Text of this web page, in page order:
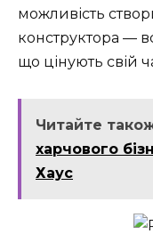
можливість
конструктора —
що цінують свій
Читайте
харчового
Хаус